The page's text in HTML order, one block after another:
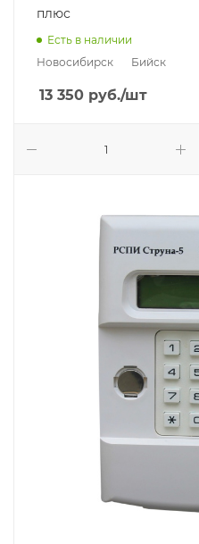
плюс
Есть в наличии
Новосибирск
Бийск
13 350 руб./шт